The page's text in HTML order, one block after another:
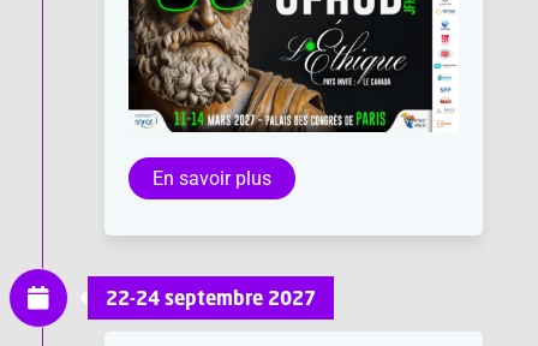
En savoir plus
22-24 septembre 2027